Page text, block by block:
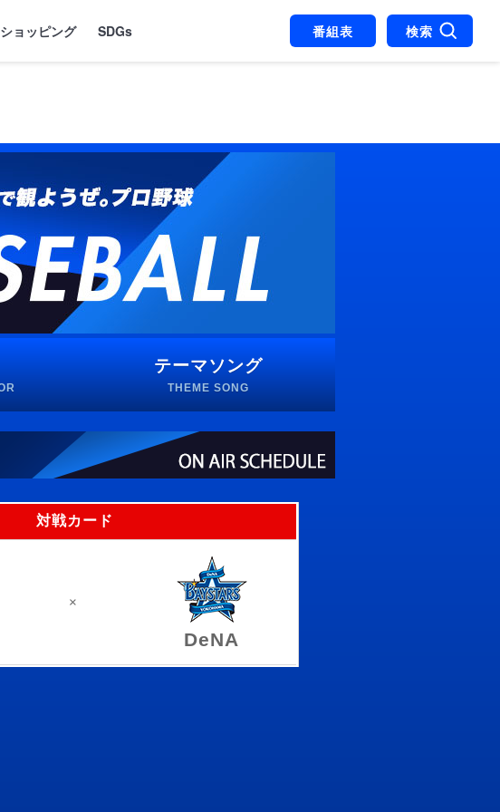
ショッピング SDGs 番組表 検索
テーマソング
対戦カード
×
DeNA